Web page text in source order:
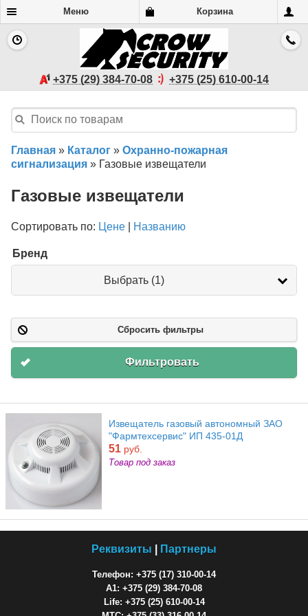
Меню Корзина
+375 (29) 384-70-08 +375 (25) 610-00-14
Главная » Каталог » Охранно-пожарная
сигнализация » Газовые извещатели
Газовые извещатели
Сортировать по: Цене Названию
Бренд
Выбрать (1)
Сбросить фильтры
Фильтровать
Извещатель газовый автономный ЗАО
"Фармтехсервис" ИП 435-01Д
51 руб.
Товар под заказ
Реквизиты Партнеры
Телефон: +375 (17) 310-00-14
A1: +375 (29) 384-70-08
Life: +375 (25) 610-00-14